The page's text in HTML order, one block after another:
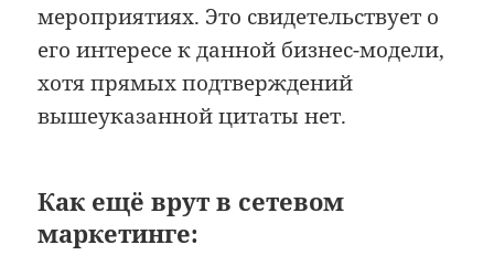
мероприятиях. Это свидетельствует о
его интересе к данной бизнес-модели,
хотя прямых подтверждений
вышеуказанной цитаты нет.
Как ещё врут в сетевом
маркетинге: